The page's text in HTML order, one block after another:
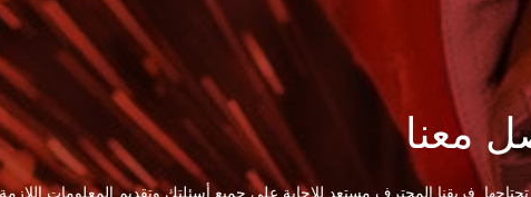
معنا
فريقنا المحترف مستعد للإجابة على جميع أسئلتك وتقديم المعلومات